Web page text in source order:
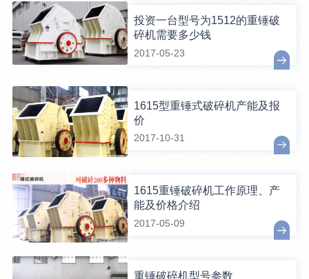
投资一台型号为1512的重锤破
碎机需要多少钱
2017-05-23
1615型重锤式破碎机产能及报
价
2017-10-31
1615重锤破碎机工作原理、产
能及价格介绍
2017-05-09
重锤破碎机型号参数